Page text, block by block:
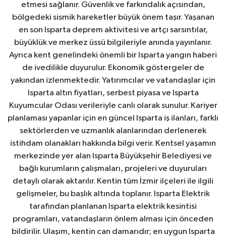
etmesi sağlanır. Güvenlik ve farkındalık açısından,
bölgedeki sismik hareketler büyük önem taşır. Yaşanan
en son Isparta deprem aktivitesi ve artçı sarsıntılar,
büyüklük ve merkez üssü bilgileriyle anında yayınlanır.
Ayrıca kent genelindeki önemli bir Isparta yangın haberi
de ivedilikle duyurulur. Ekonomik göstergeler de
yakından izlenmektedir. Yatırımcılar ve vatandaşlar için
Isparta altın fiyatları, serbest piyasa ve Isparta
Kuyumcular Odası verileriyle canlı olarak sunulur. Kariyer
planlaması yapanlar için en güncel Isparta iş ilanları, farklı
sektörlerden ve uzmanlık alanlarından derlenerek
istihdam olanakları hakkında bilgi verir. Kentsel yaşamın
merkezinde yer alan Isparta Büyükşehir Belediyesi ve
bağlı kurumların çalışmaları, projeleri ve duyuruları
detaylı olarak aktarılır. Kentin tüm İzmir ilçeleri ile ilgili
gelişmeler, bu başlık altında toplanır. Isparta Elektrik
tarafından planlanan Isparta elektrik kesintisi
programları, vatandaşların önlem alması için önceden
bildirilir. Ulaşım, kentin can damarıdır; en uygun Isparta